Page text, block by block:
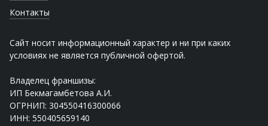
Контакты
Сайт носит информационный характер и ни при каких
условиях не является публичной офертой.
Владелец франшизы:
ИП Бекмагамбетова А.И.
ОГРНИП: 304550416300066
ИНН: 550405659140